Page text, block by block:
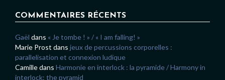
COMMENTAIRES RÉCENTS
Gaël dans « Je tombe ! » / « I am falling! »
Marie Prost dans jeux de percussions corporelles :
parallelisation et connexion ludique
Camilledans Harmonie en interlock : la pyramide / Harmony in
interlock: the pyramid